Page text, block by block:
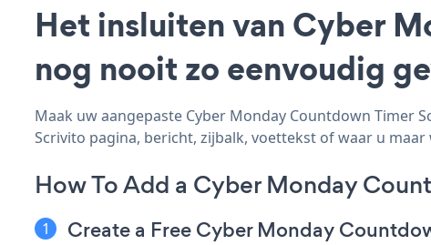
Het insluiten van Cyber
nog nooit zo eenvoudig
Maak uw aangepaste Cyber Monday Countdown Timer
Scrivito pagina, bericht, zijbalk, voettekst of waar u maar
How To Add a Cyber Monday
Create a Free Cyber Monday